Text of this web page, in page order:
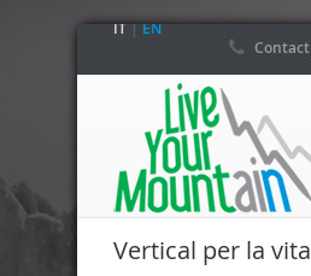
IT|EN
Vertical per la